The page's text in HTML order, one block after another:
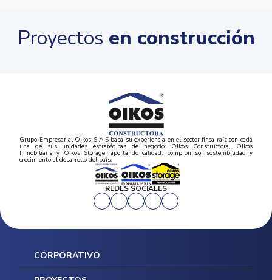
Proyectos en construcción
Grupo Empresarial Oikos S.A.S basa su experiencia en el sector finca raíz con cada
una de sus unidades estratégicas de negocio: Oikos Constructora, Oikos
Inmobiliaria y Oikos Storage; aportando calidad, compromiso, sostenibilidad y
crecimiento al desarrollo del país.
REDES SOCIALES
CORPORATIVO